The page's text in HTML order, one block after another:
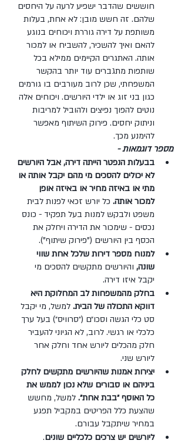
חוששים שהדבר ישפיע לרעה על היחסים
שלהם. זה חשש מובן: לא אחת, בעלות
משותפת על דירה גוררת ויכוחים בנוגע
להאם ואיך להשכיר, להשביח או למכור
אותה. האתגרים הקיימים ממילא בכל
שותפות מתגברים עוד יותר בהקשר
המשפחתי, שכן לרוב מעורבים בו גורמים
כגון בני זוג או ילדי היורשים. ויכוחים אלה
נוטים להפוך נפיצים ולהוביל למריבות
וניתוק יחסים. פירוק השיתוף מאפשר
להימנע מכך.
מספר דוגמאות -
בבעלות הנפטר הייתה דירה, אבל היורשים
לא יכולים להסכים מי מהם יקבל אותה או
מתי או באיזה מחיר או באיזה אופן
למכור אותה. כל יורש זכאי לפנות לבית
משפט ולבקש למנות בעל תפקיד - כונס
נכסים - שימכור את הדירה ויחלק את
הכסף בין היורשים ("פירוק שיתוף").
למנוח מספר דירות שלכל אחת שווי
שונה, והיורשים מתקשים להסכים מי
יקבל איזו דירה.
בחלק מהמשפחות לב המחלוקת היא
דווקא התכולה של הבית. למשל, מי יקבל
סט כלי הגשה וסכו״ם (״סרוויס״) בעל ערך
כלכלי או רגשי. לרוב, לא הגיוני להעביר
חלק מהכלים ליורש אחד וחלק אחר
ליורש שני.
יצירות אמנות שהיורשים מתקשים לחלק
ביניהם או סבורים שלא נכון לממש את
כל האוסף ״בבת אחת״. למשל, מחשש
שהצעת כלל הפריטים במקביל תפגע
במחיר שיתקבל עבורם.
ליורשים יש צרכים כלכליים שונים.